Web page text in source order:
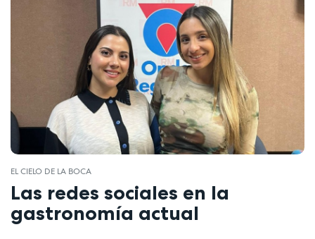
EL CIELO DE LA BOCA
Las redes sociales en la
gastronomía actual